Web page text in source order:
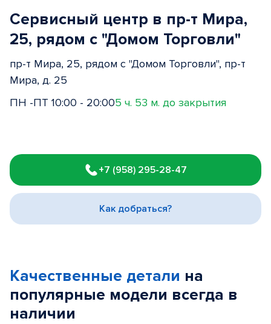
Сервисный центр в пр-т Мира,
25, рядом с "Домом Торговли"
пр-т Мира, 25, рядом с "Домом Торговли", пр-т
Мира, д. 25
ПН -ПТ 10:00 - 20:005 ч. 53 м. до закрытия
1
of
3
+7 (958) 295-28-47
Как добраться?
Качественные детали на
популярные модели всегда в
наличии